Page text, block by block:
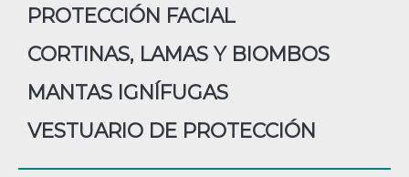
PROTECCIÓN FACIAL
CORTINAS, LAMAS Y BIOMBOS
MANTAS IGNÍFUGAS
VESTUARIO DE PROTECCIÓN